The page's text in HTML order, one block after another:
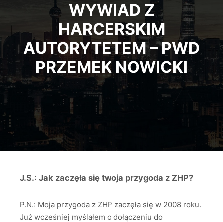
WYWIAD Z
HARCERSKIM
AUTORYTETEM – PWD
PRZEMEK NOWICKI
J.S.: Jak zaczęła się twoja przygoda z ZHP?
P.N.: Moja przygoda z ZHP zaczęła się w 2008 roku.
Już wcześniej myślałem o dołączeniu do